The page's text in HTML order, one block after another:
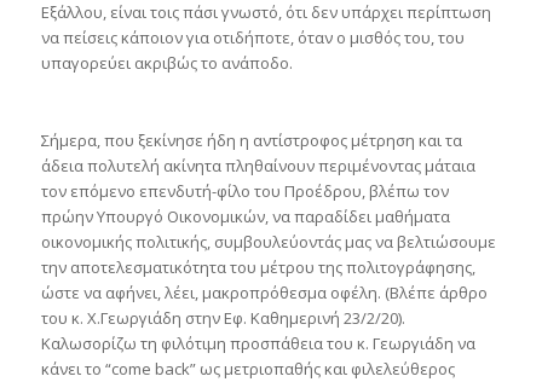
Εξάλλου, είναι τοις πάσι γνωστό, ότι δεν υπάρχει περίπτωση
να πείσεις κάποιον για οτιδήποτε, όταν ο μισθός του, του
υπαγορεύει ακριβώς το ανάποδο.
Σήμερα, που ξεκίνησε ήδη η αντίστροφος μέτρηση και τα
άδεια πολυτελή ακίνητα πληθαίνουν περιμένοντας μάταια
τον επόμενο επενδυτή-φίλο του Προέδρου, βλέπω τον
πρώην Υπουργό Οικονομικών, να παραδίδει μαθήματα
οικονομικής πολιτικής, συμβουλεύοντάς μας να βελτιώσουμε
την αποτελεσματικότητα του μέτρου της πολιτογράφησης,
ώστε να αφήνει, λέει, μακροπρόθεσμα οφέλη. (Βλέπε άρθρο
του κ. Χ.Γεωργιάδη στην Εφ. Καθημερινή 23/2/20).
Καλωσορίζω τη φιλότιμη προσπάθεια του κ. Γεωργιάδη να
κάνει το “come back” ως μετριοπαθής και φιλελεύθερος